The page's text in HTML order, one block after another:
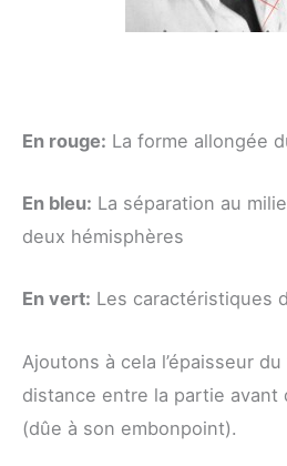
En rouge: La forme allongée
En bleu: La séparation au
deux hémisphères
En vert: Les caractéristiques
Ajoutons à cela l’épaisseur
distance entre la partie avant
(dûe à son embonpoint).